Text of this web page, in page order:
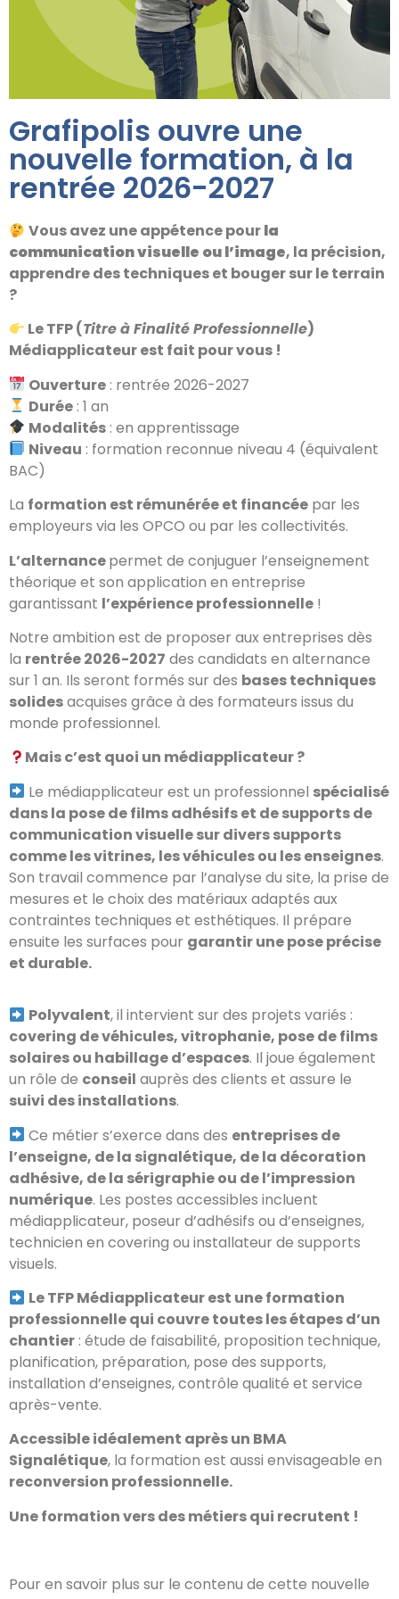
Grafipolis ouvre une
nouvelle formation, à la
rentrée 2026-2027
Vous avez une appétence pourla
communication visuelle ou l’image, la précision,
apprendre des techniques et bouger sur le terrain
?
Le TFP (Titre à Finalité Professionnelle)
Médiapplicateur est fait pour vous !
Ouverture : rentrée 2026-2027
Durée : 1 an
Modalités : en apprentissage
Niveau : formation reconnue niveau 4 (équivalent
BAC)
La formation est rémunérée et financée par les
employeurs via les OPCO ou par les collectivités.
L’alternancepermet de conjuguer l’enseignement
théorique et son application en entreprise
garantissant l’expérience professionnelle !
Notre ambition est de proposer aux entreprises dès
la rentrée 2026-2027 des candidats en alternance
sur 1 an. Ils seront formés sur des bases techniques
solidesacquises grâce à des formateurs issus du
monde professionnel.
Mais c’est quoi un médiapplicateur ?
Le médiapplicateur est un professionnel spécialisé
dans la pose de films adhésifs et de supports de
communication visuelle sur divers supports
comme les vitrines, les véhicules ou les enseignes.
Son travail commence par l’analyse du site, la prise de
mesures et le choix des matériaux adaptés aux
contraintes techniques et esthétiques. Il prépare
ensuite les surfaces pour garantir une pose précise
et durable.
Polyvalent, il intervient sur des projets variés :
covering de véhicules, vitrophanie, pose de films
solaires ou habillage d’espaces. Il joue également
un rôle de conseil auprès des clients et assure le
suivi des installations.
Ce métier s’exerce dans des entreprises de
l’enseigne, de la signalétique, de la décoration
adhésive, de la sérigraphie ou de l’impression
numérique. Les postes accessibles incluent
médiapplicateur, poseur d’adhésifs ou d’enseignes,
technicien en covering ou installateur de supports
visuels.
Le TFP Médiapplicateur est une formation
professionnelle qui couvre toutes les étapes d’un
chantier : étude de faisabilité, proposition technique,
planification, préparation, pose des supports,
installation d’enseignes, contrôle qualité et service
après-vente.
Accessible idéalement après un BMA
Signalétique, la formation est aussi envisageable en
reconversion professionnelle.
Une formation vers des métiers qui recrutent !
Pour en savoir plus sur le contenu de cette nouvelle